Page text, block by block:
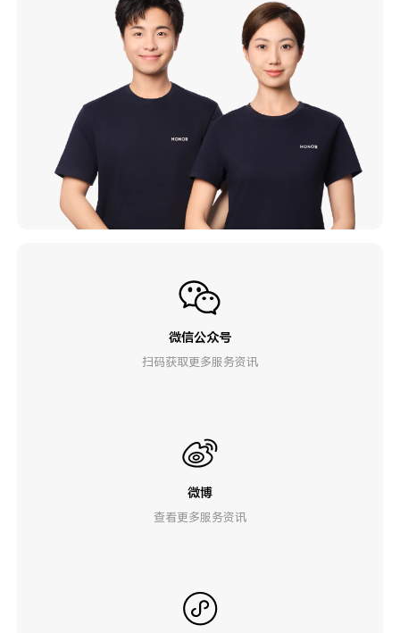
微信公众号
扫码获取更多服务资讯
微博
查看更多服务资讯